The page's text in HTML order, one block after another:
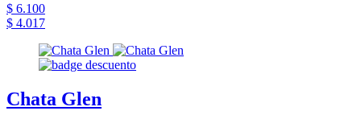
$ 6.100
$ 4.017
Chata Glen